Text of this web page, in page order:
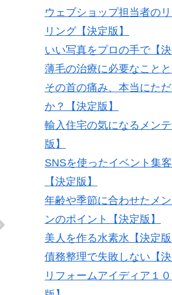
ウェブショップ担当者の
リング【決定版】
いい写真をプロの手で【決
薄毛の治療に必要なことと
その首の痛み、本当にた
か？【決定版】
輸入住宅の気になるメン
版】
SNSを使ったイベント集
【決定版】
年齢や季節に合わせたメ
ンのポイント【決定版】
美人を作る水素水【決定版
債務整理で失敗しない【決
リフォームアイディア１